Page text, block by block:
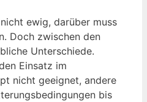
ewig, darüber muss
Doch zwischen den
Unterschiede.
Einsatz im
nicht geeignet, andere
bis